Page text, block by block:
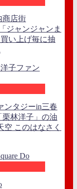
商店街
ジャンジャンま
い上げ毎に抽
ンタジーin三春
林洋子」の油
このはなさく